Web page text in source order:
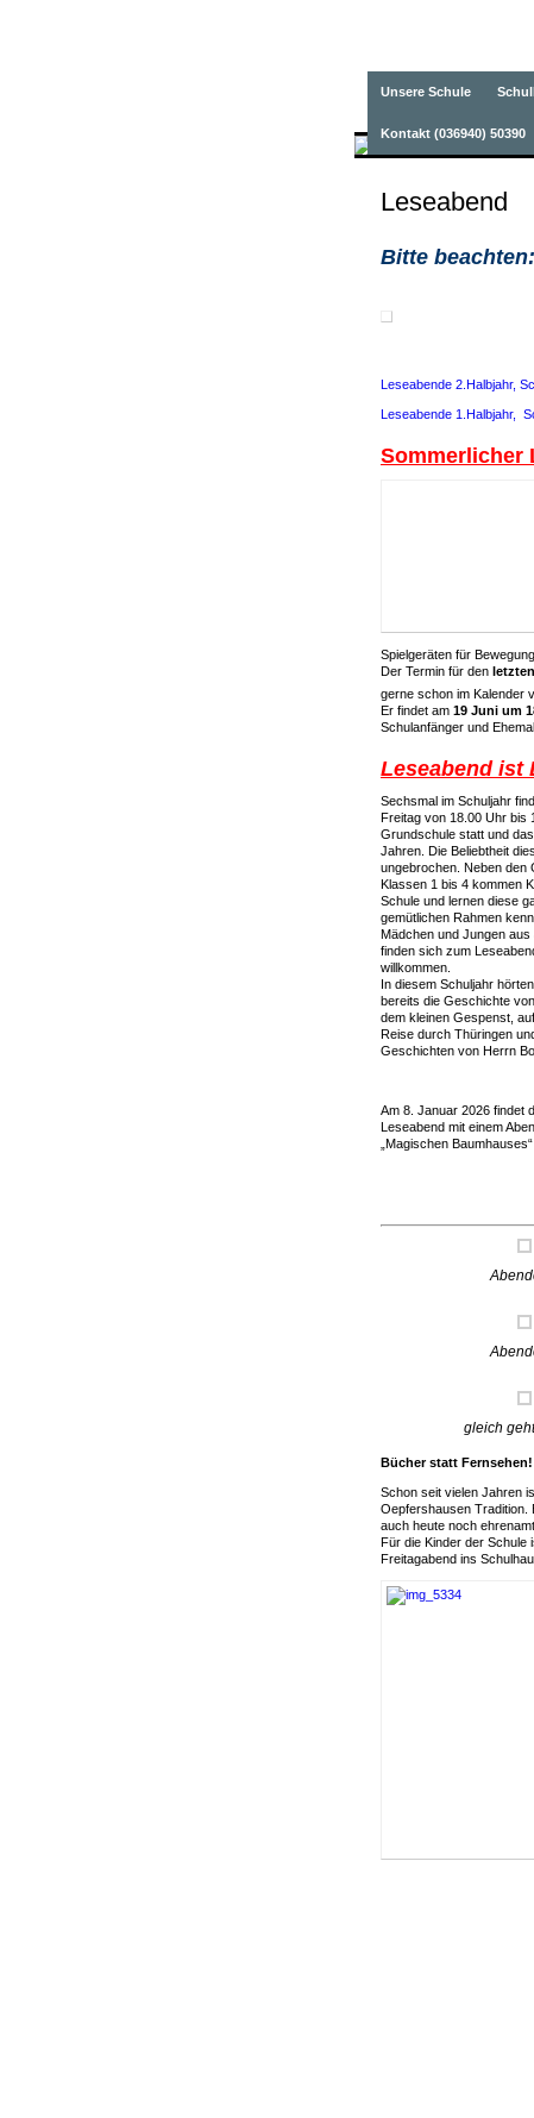
Unsere Schule
Kontakt (036940) 50390
Leseabend
Bitte beachten:
Leseabende 2.Halbjahr,
Leseabende 1.Halbjahr,
Sommerlicher
Spielgeräten für
Der Termin für den
gerne schon im Kalender
Er findet am 19 Juni um
Schulanfänger und
Leseabend ist
Sechsmal im Schuljahr
Freitag von 18.00 Uhr bis
Grundschule statt und
Jahren. Die Beliebtheit
ungebrochen. Neben den
Klassen 1 bis 4 kommen
Schule und lernen diese
gemütlichen Rahmen
Mädchen und Jungen
finden sich zum
willkommen.
In diesem Schuljahr
bereits die Geschichte
dem kleinen Gespenst,
Reise durch Thüringen
Geschichten von Herrn
Am 8. Januar 2026 findet
Leseabend mit einem
„Magischen
gleich
Bücher statt Fernsehen!
Schon seit vielen Jahren
Oepfershausen Tradition.
auch heute noch
Für die Kinder der
Freitagabend ins